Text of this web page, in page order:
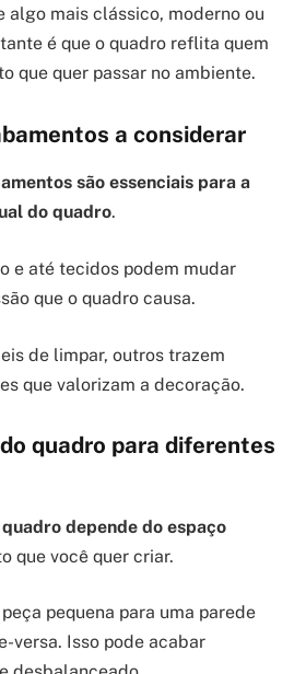
algo mais clássico, moderno ou
é que o quadro reflita quem
que quer passar no ambiente.
a considerar
são essenciais para a
do quadro.
e até tecidos podem mudar
que o quadro causa.
de limpar, outros trazem
que valorizam a decoração.
quadro para diferentes
depende do espaço
que você quer criar.
pequena para uma parede
versa. Isso pode acabar